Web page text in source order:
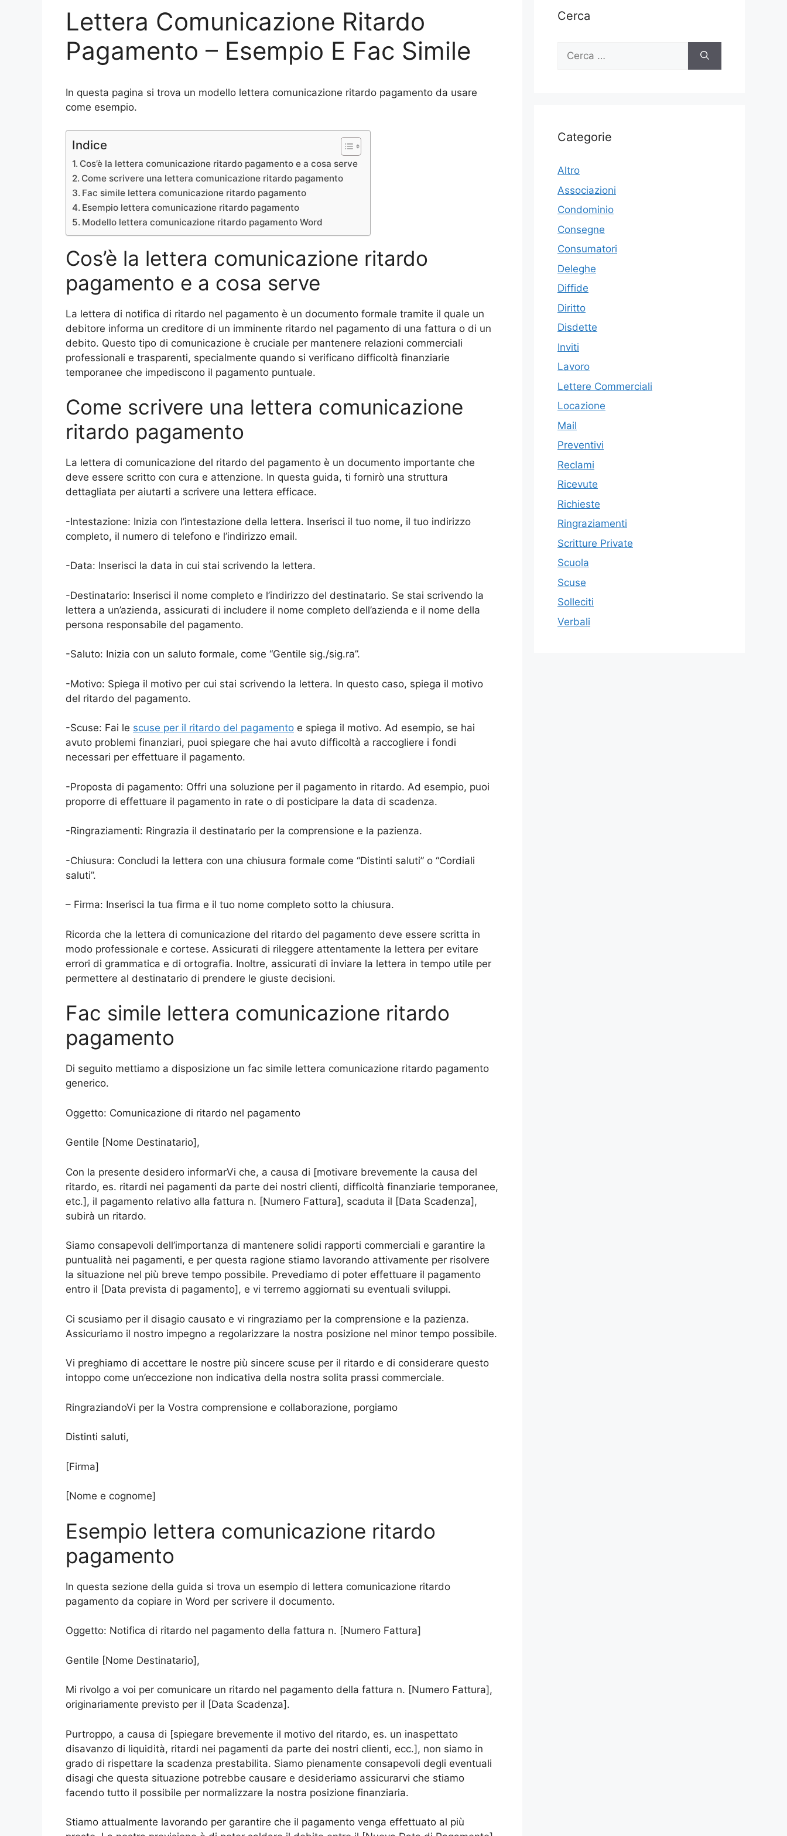
Lettera Comunicazione Ritardo
Pagamento – Esempio E Fac Simile
In questa pagina si trova un modello lettera comunicazione ritardo pagamento da usare
come esempio.
Indice
Cos’è la lettera comunicazione ritardo pagamento e a cosa serve
Come scrivere una lettera comunicazione ritardo pagamento
Fac simile lettera comunicazione ritardo pagamento
Esempio lettera comunicazione ritardo pagamento
Modello lettera comunicazione ritardo pagamento Word
Cos’è la lettera comunicazione ritardo
pagamento e a cosa serve
La lettera di notifica di ritardo nel pagamento è un documento formale tramite il quale un
debitore informa un creditore di un imminente ritardo nel pagamento di una fattura o di un
debito. Questo tipo di comunicazione è cruciale per mantenere relazioni commerciali
professionali e trasparenti, specialmente quando si verificano difficoltà finanziarie
temporanee che impediscono il pagamento puntuale.
Come scrivere una lettera comunicazione
ritardo pagamento
La lettera di comunicazione del ritardo del pagamento è un documento importante che
deve essere scritto con cura e attenzione. In questa guida, ti fornirò una struttura
dettagliata per aiutarti a scrivere una lettera efficace.
-Intestazione: Inizia con l’intestazione della lettera. Inserisci il tuo nome, il tuo indirizzo
completo, il numero di telefono e l’indirizzo email.
-Data: Inserisci la data in cui stai scrivendo la lettera.
-Destinatario: Inserisci il nome completo e l’indirizzo del destinatario. Se stai scrivendo la
lettera a un’azienda, assicurati di includere il nome completo dell’azienda e il nome della
persona responsabile del pagamento.
-Saluto: Inizia con un saluto formale, come “Gentile sig./sig.ra”.
-Motivo: Spiega il motivo per cui stai scrivendo la lettera. In questo caso, spiega il motivo
del ritardo del pagamento.
-Scuse: Fai le scuse per il ritardo del pagamento e spiega il motivo. Ad esempio, se hai
avuto problemi finanziari, puoi spiegare che hai avuto difficoltà a raccogliere i fondi
necessari per effettuare il pagamento.
-Proposta di pagamento: Offri una soluzione per il pagamento in ritardo. Ad esempio, puoi
proporre di effettuare il pagamento in rate o di posticipare la data di scadenza.
-Ringraziamenti: Ringrazia il destinatario per la comprensione e la pazienza.
-Chiusura: Concludi la lettera con una chiusura formale come “Distinti saluti” o “Cordiali
saluti”.
– Firma: Inserisci la tua firma e il tuo nome completo sotto la chiusura.
Ricorda che la lettera di comunicazione del ritardo del pagamento deve essere scritta in
modo professionale e cortese. Assicurati di rileggere attentamente la lettera per evitare
errori di grammatica e di ortografia. Inoltre, assicurati di inviare la lettera in tempo utile per
permettere al destinatario di prendere le giuste decisioni.
Fac simile lettera comunicazione ritardo
pagamento
Di seguito mettiamo a disposizione un fac simile lettera comunicazione ritardo pagamento
generico.
Oggetto: Comunicazione di ritardo nel pagamento
Gentile [Nome Destinatario],
Con la presente desidero informarVi che, a causa di [motivare brevemente la causa del
ritardo, es. ritardi nei pagamenti da parte dei nostri clienti, difficoltà finanziarie temporanee,
etc.], il pagamento relativo alla fattura n. [Numero Fattura], scaduta il [Data Scadenza],
subirà un ritardo.
Siamo consapevoli dell’importanza di mantenere solidi rapporti commerciali e garantire la
puntualità nei pagamenti, e per questa ragione stiamo lavorando attivamente per risolvere
la situazione nel più breve tempo possibile. Prevediamo di poter effettuare il pagamento
entro il [Data prevista di pagamento], e vi terremo aggiornati su eventuali sviluppi.
Ci scusiamo per il disagio causato e vi ringraziamo per la comprensione e la pazienza.
Assicuriamo il nostro impegno a regolarizzare la nostra posizione nel minor tempo possibile.
Vi preghiamo di accettare le nostre più sincere scuse per il ritardo e di considerare questo
intoppo come un’eccezione non indicativa della nostra solita prassi commerciale.
RingraziandoVi per la Vostra comprensione e collaborazione, porgiamo
Distinti saluti,
[Firma]
[Nome e cognome]
Esempio lettera comunicazione ritardo
pagamento
In questa sezione della guida si trova un esempio di lettera comunicazione ritardo
pagamento da copiare in Word per scrivere il documento.
Oggetto: Notifica di ritardo nel pagamento della fattura n. [Numero Fattura]
Gentile [Nome Destinatario],
Mi rivolgo a voi per comunicare un ritardo nel pagamento della fattura n. [Numero Fattura],
originariamente previsto per il [Data Scadenza].
Purtroppo, a causa di [spiegare brevemente il motivo del ritardo, es. un inaspettato
disavanzo di liquidità, ritardi nei pagamenti da parte dei nostri clienti, ecc.], non siamo in
grado di rispettare la scadenza prestabilita. Siamo pienamente consapevoli degli eventuali
disagi che questa situazione potrebbe causare e desideriamo assicurarvi che stiamo
facendo tutto il possibile per normalizzare la nostra posizione finanziaria.
Stiamo attualmente lavorando per garantire che il pagamento venga effettuato al più
Cerca
Ricerca
Categorie
Altro
Associazioni
Condominio
Consegne
Consumatori
Deleghe
Diffide
Diritto
Disdette
Inviti
Lavoro
Lettere Commerciali
Locazione
Mail
Preventivi
Reclami
Ricevute
Richieste
Ringraziamenti
Scritture Private
Scuola
Scuse
Solleciti
Verbali